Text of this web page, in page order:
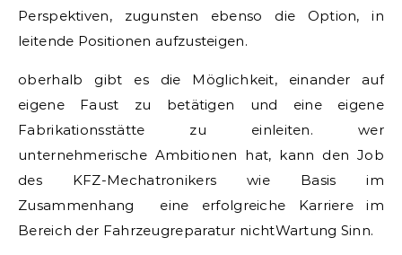
Perspektiven, zugunsten ebenso die Option, in
leitende Positionen aufzusteigen.
oberhalb gibt es die Möglichkeit, einander auf
eigene Faust zu betätigen und eine eigene
Fabrikationsstätte zu einleiten. wer
unternehmerische Ambitionen hat, kann den Job
des KFZ-Mechatronikers wie Basis im
Zusammenhang eine erfolgreiche Karriere im
Bereich der Fahrzeugreparatur nichtWartung Sinn.